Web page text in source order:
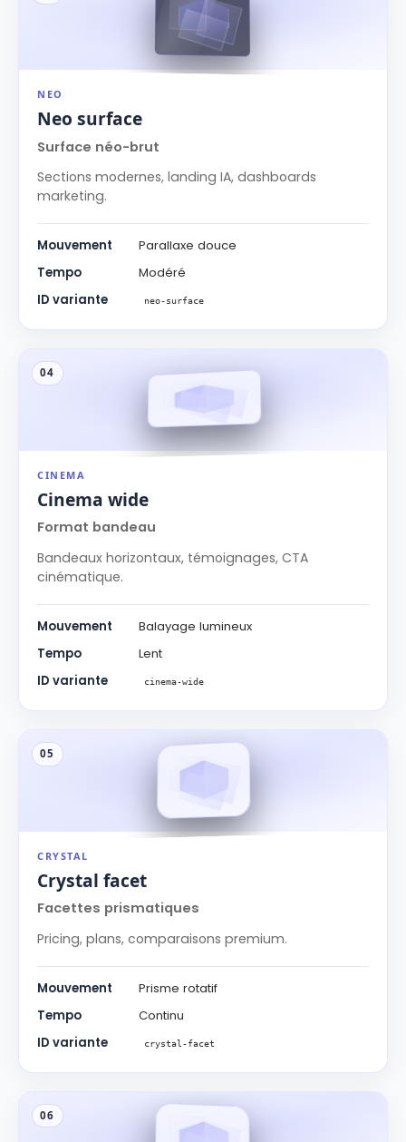
NEO
Neo surface
Surface néo-brut
Sections modernes, landing IA, dashboards
marketing.
Mouvement
Parallaxe douce
Tempo
Modéré
ID variante
neo-surface
04
CINEMA
Cinema wide
Format bandeau
Bandeaux horizontaux, témoignages, CTA
cinématique.
Mouvement
Balayage lumineux
Tempo
Lent
ID variante
cinema-wide
05
CRYSTAL
Crystal facet
Facettes prismatiques
Pricing, plans, comparaisons premium.
Mouvement
Prisme rotatif
Tempo
Continu
ID variante
crystal-facet
06